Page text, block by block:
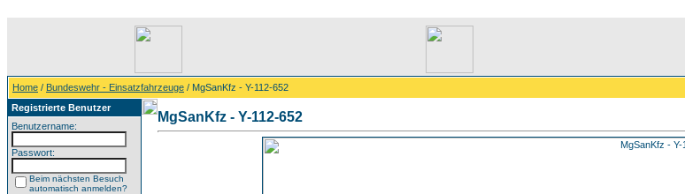
Home / Bundeswehr - Einsatzfahrzeuge / MgSanKfz - Y-112-652
Registrierte Benutzer
Benutzername:
Passwort:
Beim nächsten Besuch
automatisch anmelden?
MgSanKfz - Y-112-652